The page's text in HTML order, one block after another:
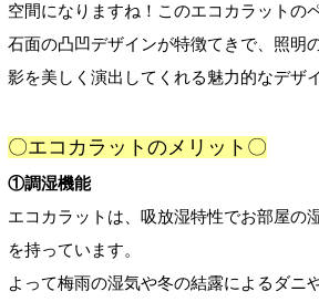
空間になりますね！このエコカラットの
石面の凸凹デザインが特徴てきで、照明
影を美しく演出してくれる魅力的なデザ
〇エコカラットのメリット〇
①調湿機能
エコカラットは、吸放湿特性でお部屋の
を持っています。
よって梅雨の湿気や冬の結露によるダニ